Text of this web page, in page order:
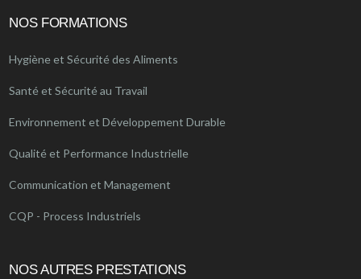
NOS FORMATIONS
Hygiène et Sécurité des Aliments
Santé et Sécurité au Travail
Environnement et Développement Durable
Qualité et Performance Industrielle
Communication et Management
CQP - Process Industriels
NOS AUTRES PRESTATIONS